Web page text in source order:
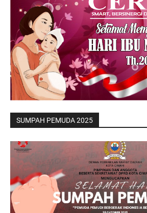
SUMPAH PEMUDA 2025